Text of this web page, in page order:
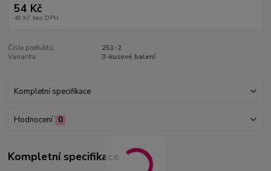
54 Kč
48 Kč bez DPH
Číslo produktu:
251-2
Varianta:
3-kusové balení
Kompletní specifikace
Hodnocení 0
Kompletní specifikace